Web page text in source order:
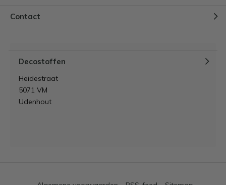
Contact
Decostoffen
Heidestraat
5071 VM
Udenhout